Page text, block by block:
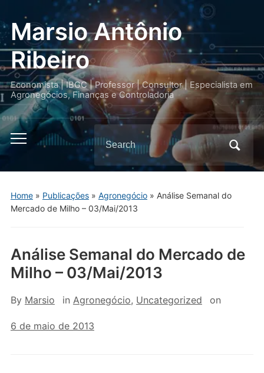
Marsio Antônio
Ribeiro
Economista | IBGC | Professor | Consultor | Especialista em
Agronegócios, Finanças e Controladoria
Toggle
menu
for:
Home» Publicações» Agronegócio» Análise Semanal do
Mercado de Milho – 03/Mai/2013
Análise Semanal do Mercado de
Milho – 03/Mai/2013
By Marsio in Agronegócio, Uncategorized on
6 de maio de 2013